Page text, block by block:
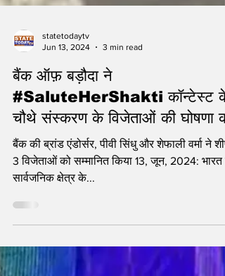
statetodaytv
Jun 13, 2024
3 min read
बैंक ऑफ़ बड़ौदा ने
#SaluteHerShakti कॉन्टेस्ट के
चौथे संस्करण के विजेताओं की घोषणा की
बैंक की ब्रांड एंडोर्सर, पीवी सिंधु और शेफाली वर्मा ने शीर्ष
3 विजेताओं को सम्मानित किया 13, जून, 2024: भारत में